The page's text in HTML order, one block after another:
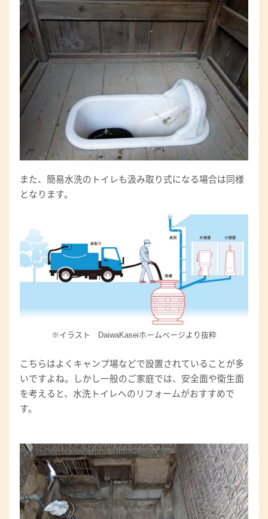
また、簡易水洗のトイレも汲み取り式になる場合は同様
となります。
※イラスト DaiwaKaseiホームページより抜粋
こちらはよくキャンプ場などで設置されていることが多
いですよね。しかし一般のご家庭では、安全面や衛生面
を考えると、水洗トイレへのリフォームがおすすめで
す。